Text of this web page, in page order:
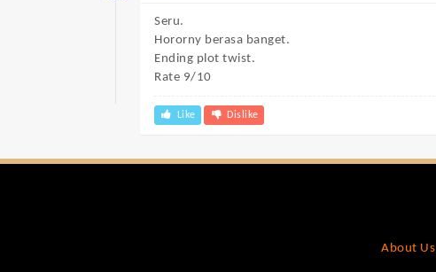
Seru.
Hororny berasa banget.
Ending plot twist.
Rate 9/10
Like Dislike
About Us